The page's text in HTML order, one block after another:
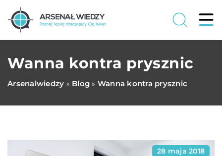
Wanna kontra prysznic
Arsenalwiedzy » Blog » Wanna kontra prysznic
28 maja 2018